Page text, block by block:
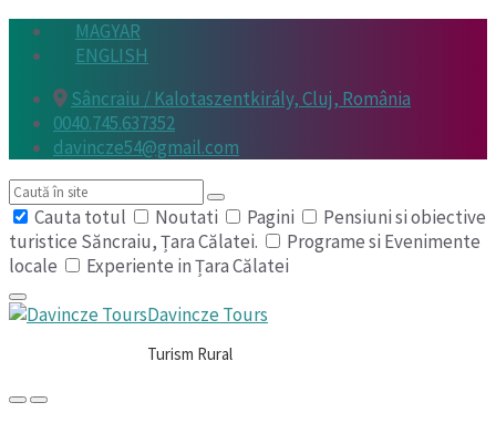
Skip
Skip
navigation
Skip
MAGYAR
ENGLISH
Sâncraiu / Kalotaszentkirály, Cluj, România
0040.745.637352
davincze54@gmail.com
Search
Cauta totul
Noutati Pagini
Pensiuni si obiective
turistice Săncraiu, Țara Călatei.
Programe si Evenimente
locale
Experiente in Țara Călatei
Davincze Tours
Turism Rural